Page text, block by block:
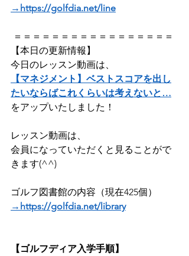
→https://golfdia.net/line
＝＝＝＝＝＝＝＝＝＝＝＝＝＝＝＝＝
【本日の更新情報】
今日のレッスン動画は、
【マネジメント】ベストスコアを出し
たいならばこれくらいは考えないと…
をアップいたしました！
レッスン動画は、
会員になっていただくと見ることがで
きます(^^)
ゴルフ図書館の内容（現在425個）
→https://golfdia.net/library
【ゴルフディア入学手順】